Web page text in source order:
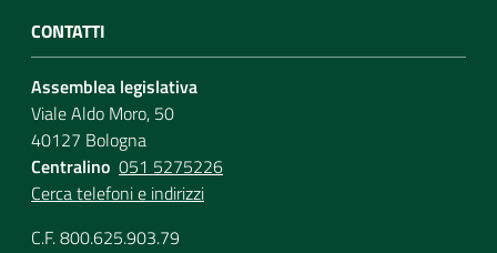
CONTATTI
Assemblea legislativa
Viale Aldo Moro, 50
40127 Bologna
Centralino 051 5275226
Cerca telefoni e indirizzi
C.F. 800.625.903.79